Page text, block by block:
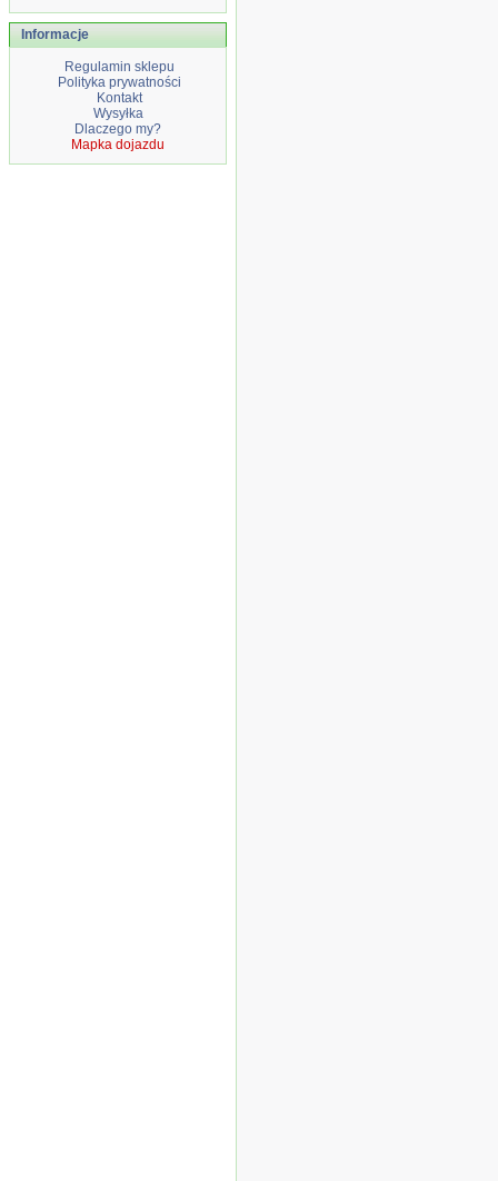
Informacje
Regulamin sklepu
Polityka prywatności
Kontakt
Wysyłka
Dlaczego my?
Mapka dojazdu